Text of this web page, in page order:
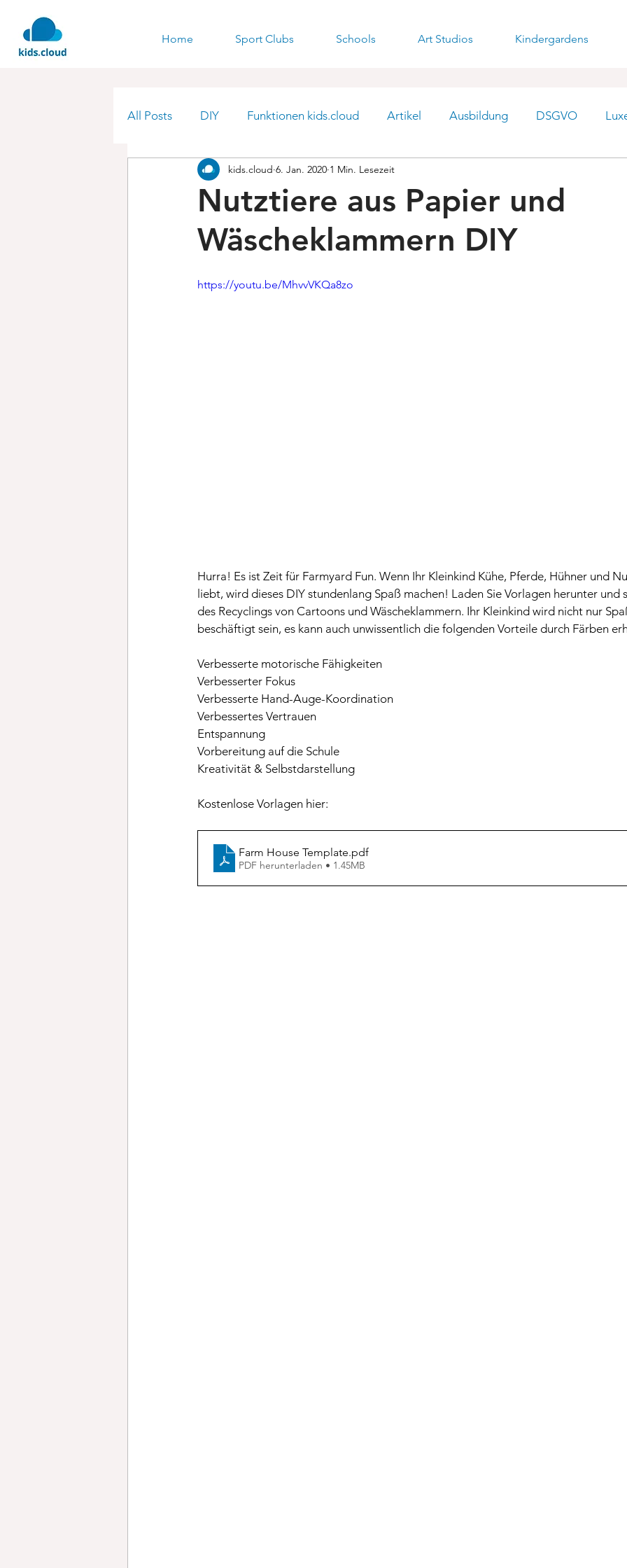
Home Sport Clubs Schools Art Studios Kindergardens
All Posts DIY Funktionen kids.cloud Artikel Ausbildung DSGVO
Nutztiere aus Papier und
Wäscheklammern DIY
kids.cloud 6. Jan. 2020 1 Min. Lesezeit
https://youtu.be/MhvvVKQa8zo
Hurra! Es ist Zeit für Farmyard Fun. Wenn Ihr Kleinkind Kühe, Pferde, Hühner und
liebt, wird dieses DIY stundenlang Spaß machen! Laden Sie Vorlagen herunter und
des Recyclings von Cartoons und Wäscheklammern. Ihr Kleinkind wird nicht nur
beschäftigt sein, es kann auch unwissentlich die folgenden Vorteile durch Färben
Verbesserte motorische Fähigkeiten
Verbesserter Fokus
Verbesserte Hand-Auge-Koordination
Verbessertes Vertrauen
Entspannung
Vorbereitung auf die Schule
Kreativität & Selbstdarstellung
Kostenlose Vorlagen hier:
Farm House Template.pdf
PDF herunterladen • 1.45MB